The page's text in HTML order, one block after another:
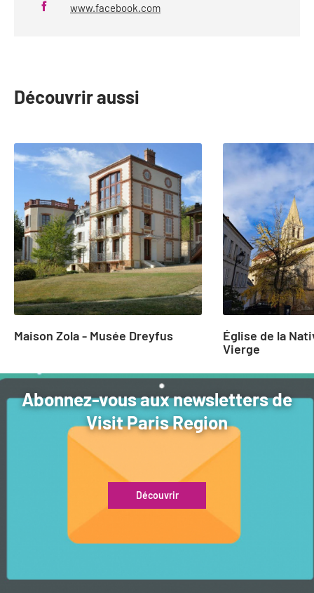
web
www.facebook.com
Découvrir aussi
slide
1
of
24
Maison Zola - Musée Dreyfus
Église de la
Vierge
Abonnez-vous aux newsletters de
Visit Paris Region
Découvrir